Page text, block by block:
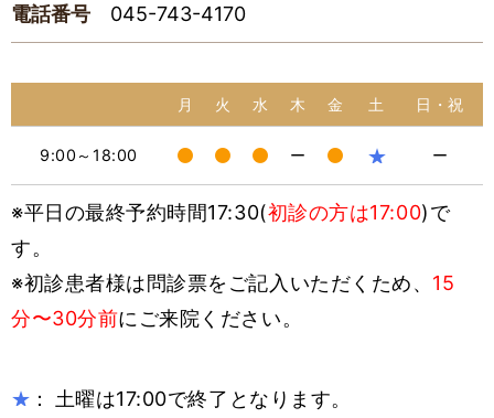
電話番号 045-743-4170
月 火 水 木 金 土 日・祝
9:00～18:00 ー ★ ー
※平日の最終予約時間17:30(初診の方は17:00)で
す。
※初診患者様は問診票をご記入いただくため、 15
分〜30分前にご来院ください。
★ ： 土曜は17:00で終了となります。